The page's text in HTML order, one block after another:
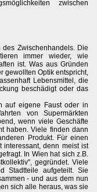
zwischen
Zwischenhandels. Die
immer wieder, wie
ist. Was aus Gründen
gewollten Optik entspricht,
Lebensmittel, die
beschädigt oder das
auf eigene Faust oder in
von Supermärkten
wenn viele Geschäfte
haben. Viele finden dann
Produkt. Für einen
interessant, denn meist ist
In Wien hat sich z.B.
gegründet. Viele
Stadtteile aufgeteilt. Sie
- und aus dem nun
sich alle heraus, was sie